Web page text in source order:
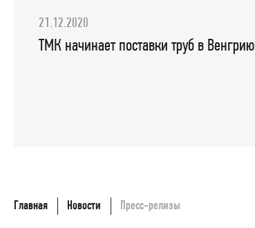
21.12.2020
ТМК начинает поставки труб в Венгрию
Главная Новости Пресс-релизы